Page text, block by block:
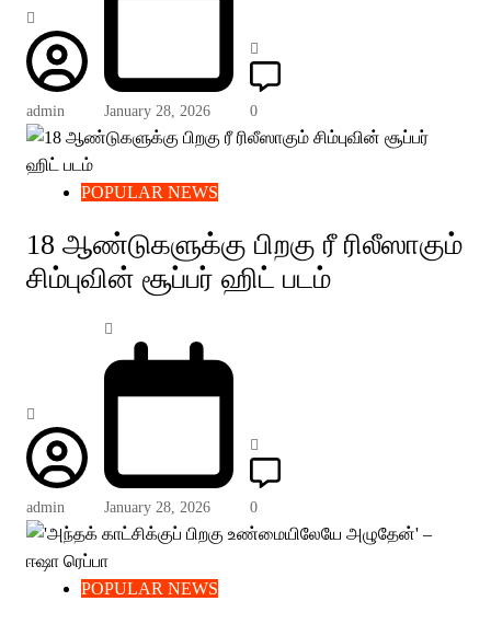
admin January 28, 2026 0
POPULAR NEWS
18 ஆண்டுகளுக்கு பிறகு ரீ ரிலீஸாகும்
சிம்புவின் சூப்பர் ஹிட் படம்
admin January 28, 2026 0
POPULAR NEWS